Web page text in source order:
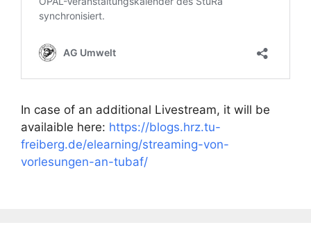
In case of an additional Livestream, it will be
availaible here: https://blogs.hrz.tu-
freiberg.de/elearning/streaming-von-
vorlesungen-an-tubaf/